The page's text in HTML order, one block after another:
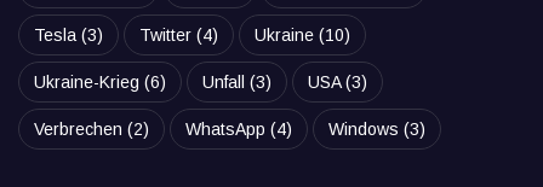
Tesla(3) Twitter (4) Ukraine (10)
Ukraine-Krieg (6) Unfall (3) USA(3)
Verbrechen (2) WhatsApp (4) Windows (3)